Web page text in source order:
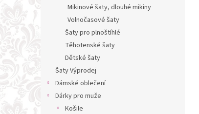
Mikinové šaty, dlouhé mikiny
Volnočasové šaty
Šaty pro plnoštíhlé
Těhotenské šaty
Dětské šaty
Šaty Výprodej
Dámské oblečení
Dárky pro muže
Košile